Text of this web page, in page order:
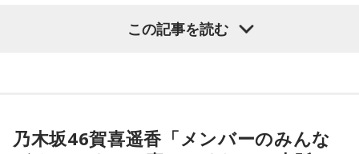
この記事を読む
乃木坂46賀喜遥香「メンバーのみんな